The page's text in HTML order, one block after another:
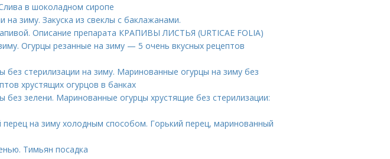
в шоколадном сиропе
на зиму. Закуска из свеклы с баклажанами.
Описание препарата КРАПИВЫ ЛИСТЬЯ (URTICAE FOLIA)
Огурцы резанные на зиму — 5 очень вкусных рецептов
без стерилизации на зиму. Маринованные огурцы на зиму без
хрустящих огурцов в банках
без зелени. Маринованные огурцы хрустящие без стерилизации:
перец на зиму холодным способом. Горький перец, маринованный
Тимьян посадка